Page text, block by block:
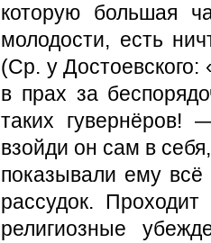
которую большая
молодости, есть
(Ср. у
в прах за
таких
взойди он сам в
показывали ему
рассудок.
религиозные